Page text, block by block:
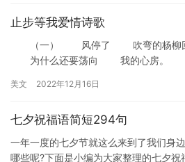
止步等我爱情诗歌
（一） 风停了 吹弯的杨柳
为什么还要荡向 我的心房。 你
美文 2022年12月16日
七夕祝福语简短294句
一年一度的七夕节就这么来到了我们身
哪些呢?下面是小编为大家整理的七夕